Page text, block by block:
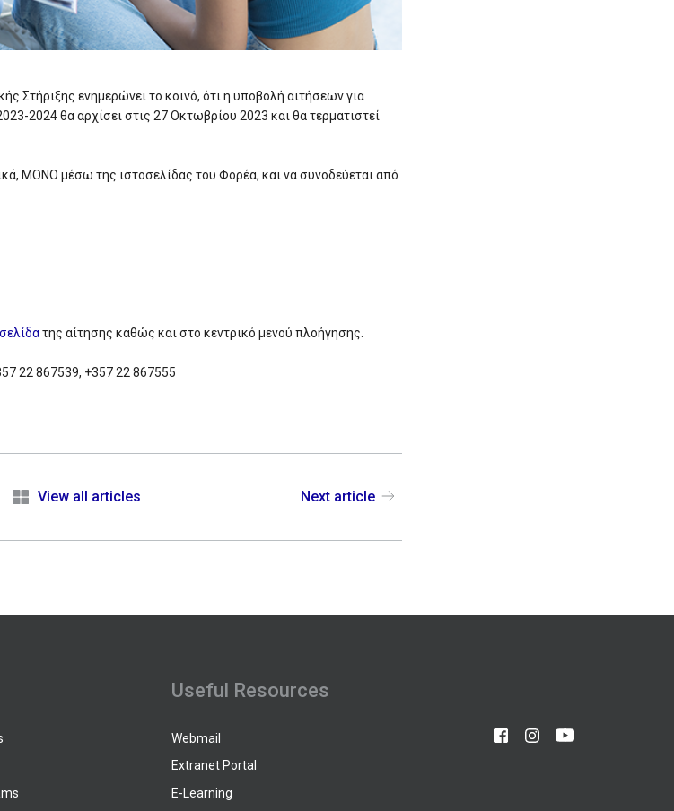
Στήριξης ενημερώνει το κοινό, ότι η υποβολή αιτήσεων για
2024 θα αρχίσει στις 27 Οκτωβρίου 2023 και θα τερματιστεί
ΜΟΝΟ μέσω της ιστοσελίδας του Φορέα, και να συνοδεύεται από
σελίδατης αίτησης καθώς και στο κεντρικό μενού πλοήγησης.
22 867539, +357 22 867555
View all articles Next article
Useful Resources
Webmail
Extranet Portal
E-Learning